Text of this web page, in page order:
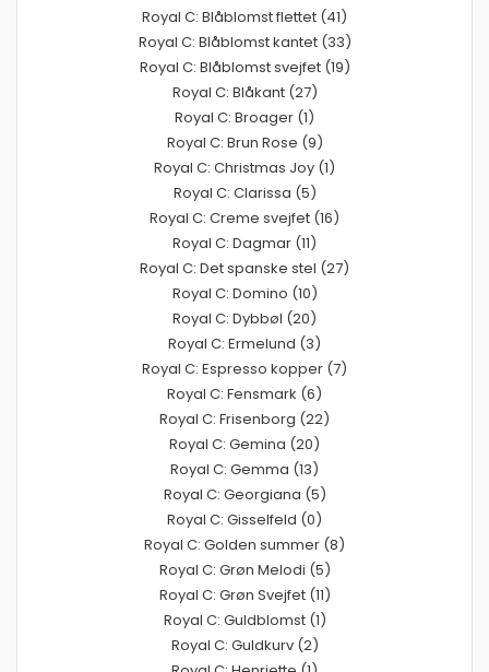
Royal C: Blåblomst flettet (41)
Royal C: Blåblomst kantet (33)
Royal C: Blåblomst svejfet (19)
Royal C: Blåkant (27)
Royal C: Broager (1)
Royal C: Brun Rose (9)
Royal C: Christmas Joy (1)
Royal C: Clarissa (5)
Royal C: Creme svejfet (16)
Royal C: Dagmar (11)
Royal C: Det spanske stel (27)
Royal C: Domino (10)
Royal C: Dybbøl (20)
Royal C: Ermelund (3)
Royal C: Espresso kopper (7)
Royal C: Fensmark (6)
Royal C: Frisenborg (22)
Royal C: Gemina (20)
Royal C: Gemma (13)
Royal C: Georgiana (5)
Royal C: Gisselfeld (0)
Royal C: Golden summer (8)
Royal C: Grøn Melodi (5)
Royal C: Grøn Svejfet (11)
Royal C: Guldblomst (1)
Royal C: Guldkurv (2)